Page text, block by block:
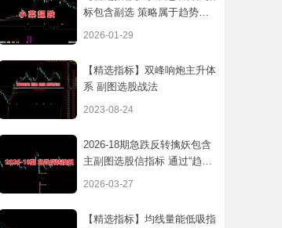
标包含副选 策略属于趋势下
跌多种信
2026-01-29
【精选指标】双峰响炮主升体
系 副图选股战法
2023-08-24
2026-18期急跌反转擒妖包含
主副图选股信指标 通过“趋势
空头+加
2026-03-27
【精选指标】均线量能低吸指